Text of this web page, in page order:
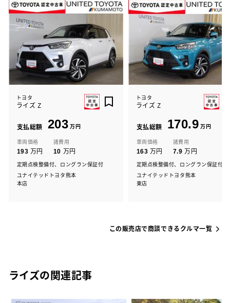
トヨタ
ライズ Z
支払総額 203 万円
車両価格
193 万円
諸費用
10 万円
定期点検整備付、ロングラン保証付
ユナイテッドトヨタ熊本
本店
トヨタ
ライズ Z
支払総額 170.9 万円
車両価格
163 万円
諸費用
7.9 万円
定期点検整備付、ロングラン保証付
ユナイテッドトヨタ熊本
東店
この販売店で商談できるクルマ一覧
ライズの関連記事